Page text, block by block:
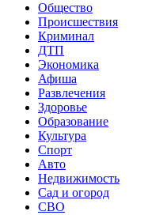
Общество
Происшествия
Криминал
ДТП
Экономика
Афиша
Развлечения
Здоровье
Образование
Культура
Спорт
Авто
Недвижимость
Сад и огород
СВО